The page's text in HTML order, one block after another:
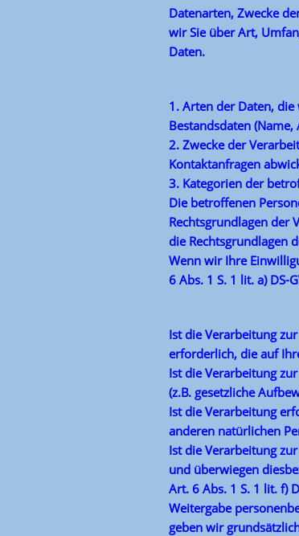
Datenarten, Zwecke
wir Sie über Art,
Daten.
1. Arten der Daten,
Bestandsdaten
2. Zwecke der
Kontaktanfragen
3. Kategorien der
Die betroffenen
Rechtsgrundlagen der
die Rechtsgrundlagen
Wenn wir Ihre
6 Abs. 1 S. 1 lit. a) DS-
Ist die Verarbeitung
erforderlich, die auf
Ist die Verarbeitung
(z.B. gesetzliche
Ist die Verarbeitung
anderen natürlichen
Ist die Verarbeitung
und überwiegen
Art. 6 Abs. 1 S. 1 lit. f)
Weitergabe
geben wir